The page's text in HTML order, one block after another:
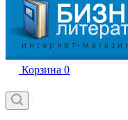
Корзина 0